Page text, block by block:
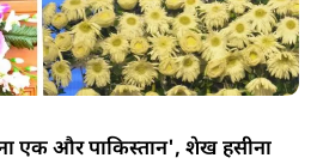
एक और पाकिस्तान', शेख हसीना